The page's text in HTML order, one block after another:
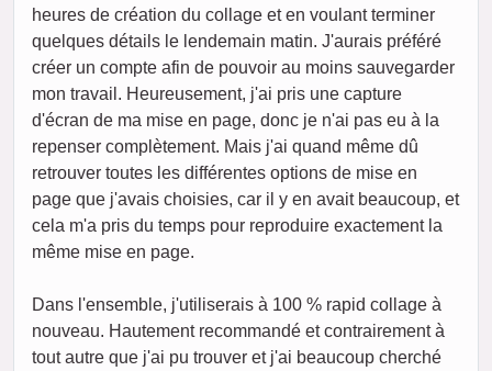
heures de création du collage et en voulant terminer
quelques détails le lendemain matin. J'aurais préféré
créer un compte afin de pouvoir au moins sauvegarder
mon travail. Heureusement, j'ai pris une capture
d'écran de ma mise en page, donc je n'ai pas eu à la
repenser complètement. Mais j'ai quand même dû
retrouver toutes les différentes options de mise en
page que j'avais choisies, car il y en avait beaucoup, et
cela m'a pris du temps pour reproduire exactement la
même mise en page.
Dans l'ensemble, j'utiliserais à 100 % rapid collage à
nouveau. Hautement recommandé et contrairement à
tout autre que j'ai pu trouver et j'ai beaucoup cherché